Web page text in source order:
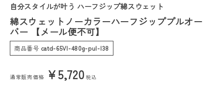
会員ステージ特典プログラムについて
ご利用ガイド
自分スタイルが叶う ハーフジップ綿スウェット
綿スウェットノーカラーハーフジッププルオー
バー 【メール便不可】
商品番号 catd-65VI-480g-pul-I38
通常販売価格 ¥5,720 税込